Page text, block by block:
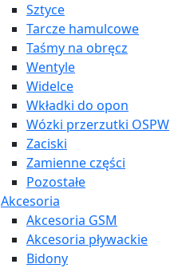
Sztyce
Tarcze hamulcowe
Taśmy na obręcz
Wentyle
Widelce
Wkładki do opon
Wózki przerzutki OSPW
Zaciski
Zamienne części
Pozostałe
Akcesoria
Akcesoria GSM
Akcesoria pływackie
Bidony